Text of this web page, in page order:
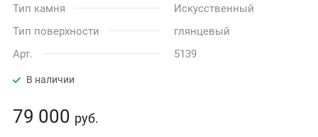
Тип камня
Искусственный
Тип поверхности
глянцевый
Арт.
5139
В наличии
79 000 руб.